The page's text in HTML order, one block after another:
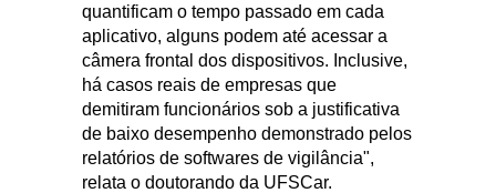
quantificam o tempo passado em cada
aplicativo, alguns podem até acessar a
câmera frontal dos dispositivos. Inclusive,
há casos reais de empresas que
demitiram funcionários sob a justificativa
de baixo desempenho demonstrado pelos
relatórios de softwares de vigilância",
relata o doutorando da UFSCar.